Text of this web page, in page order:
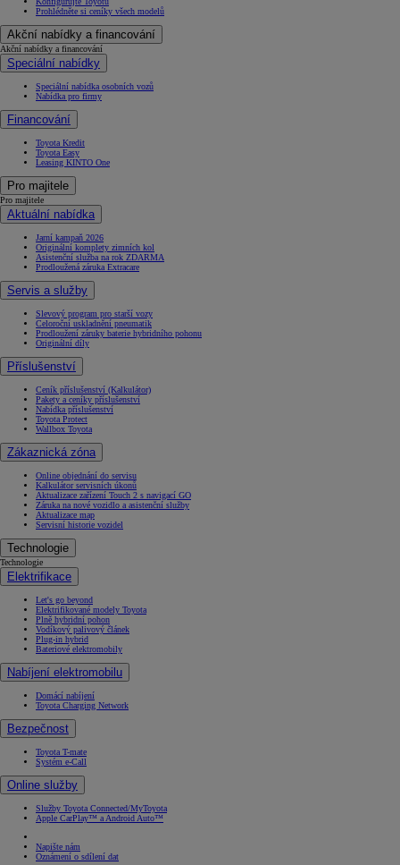
Prohlédněte si ceníky všech modelů
Akční nabídky a financování
Akční nabídky a financování
Speciální nabídky
Speciální nabídka osobních vozů
Nabídka pro firmy
Financování
Toyota Kredit
Toyota Easy
Leasing KINTO One
Pro majitele
Pro majitele
Aktuální nabídka
Jarní kampaň 2026
Originální komplety zimních kol
Asistenční služba na rok ZDARMA
Prodloužená záruka Extracare
Servis a služby
Slevový program pro starší vozy
Celoroční uskladnění pneumatik
Prodloužení záruky baterie hybridního pohonu
Originální díly
Příslušenství
Ceník příslušenství (Kalkulátor)
Pakety a ceníky příslušenství
Nabídka příslušenství
Toyota Protect
Wallbox Toyota
Zákaznická zóna
Online objednání do servisu
Kalkulátor servisních úkonů
Aktualizace zařízení Touch 2 s navigací GO
Záruka na nové vozidlo a asistenční služby
Aktualizace map
Servisní historie vozidel
Technologie
Technologie
Elektrifikace
Let's go beyond
Elektrifikované modely Toyota
Plně hybridní pohon
Vodíkový palivový článek
Plug-in hybrid
Bateriové elektromobily
Nabíjení elektromobilu
Domácí nabíjení
Toyota Charging Network
Bezpečnost
Toyota T-mate
Systém e-Call
Online služby
Služby Toyota Connected/MyToyota
Apple CarPlay™ a Android Auto™
Napište nám
Oznámení o sdílení dat